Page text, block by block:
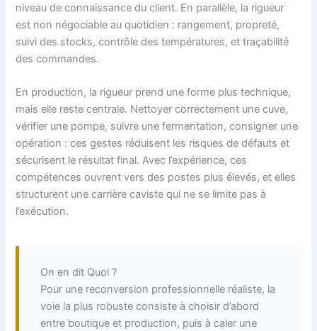
niveau de connaissance du client. En parallèle, la rigueur
est non négociable au quotidien : rangement, propreté,
suivi des stocks, contrôle des températures, et traçabilité
des commandes.
En production, la rigueur prend une forme plus technique,
mais elle reste centrale. Nettoyer correctement une cuve,
vérifier une pompe, suivre une fermentation, consigner une
opération : ces gestes réduisent les risques de défauts et
sécurisent le résultat final. Avec l’expérience, ces
compétences ouvrent vers des postes plus élevés, et elles
structurent une carrière caviste qui ne se limite pas à
l’exécution.
On en dit Quoi ?
Pour une reconversion professionnelle réaliste, la
voie la plus robuste consiste à choisir d’abord
entre boutique et production, puis à caler une